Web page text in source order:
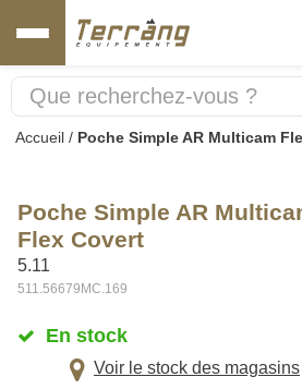
Accueil / Poche Simple AR Multicam
Poche Simple AR
Flex Covert
5.11
511.56679MC.169
En stock
Voir le stock des magasins